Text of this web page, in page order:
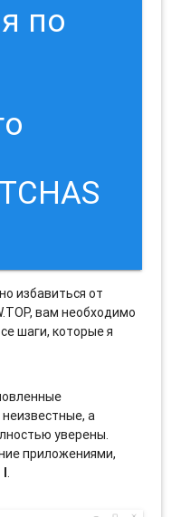
по
избавиться от
вам необходимо
шаги, которые я
а
уверены.
приложениями,
I.